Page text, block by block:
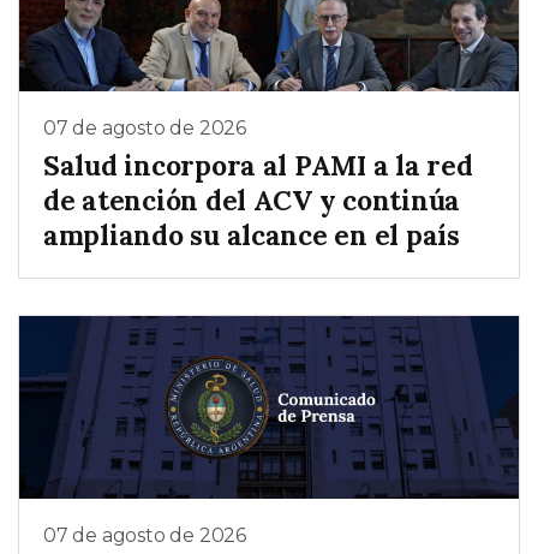
07 de agosto de 2026
Salud incorpora al PAMI a la red
de atención del ACV y continúa
ampliando su alcance en el país
07 de agosto de 2026